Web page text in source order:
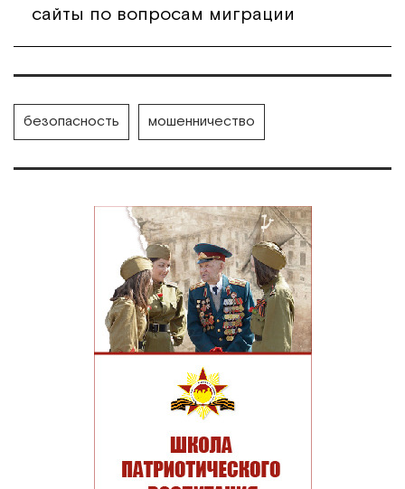
сайты по вопросам миграции
безопасность мошенничество